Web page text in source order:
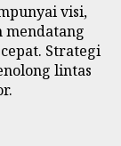
visi,
mendatang
Strategi
lintas